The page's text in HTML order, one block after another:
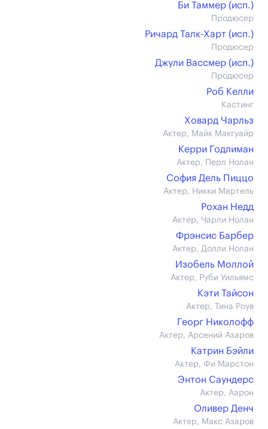
Би Таммер (иcп.)
Продюсер
Ричард Талк-Харт (иcп.)
Продюсер
Джули Вассмер (иcп.)
Продюсер
Роб Келли
Кастинг
Ховард Чарльз
Актер, Майк Макгуайр
Керри Годлиман
Актер, Перл Нолан
София Дель Пиццо
Актер, Никки Мартель
Рохан Недд
Актер, Чарли Нолан
Фрэнсис Барбер
Актер, Долли Нолан
Изобель Моллой
Актер, Руби Уильямс
Кэти Тайсон
Актер, Тина Роув
Георг Николофф
Актер, Арсений Азаров
Катрин Бэйли
Актер, Фи Марстон
Энтон Саундерс
Актер, Аарон
Оливер Денч
Актер, Макс Азаров